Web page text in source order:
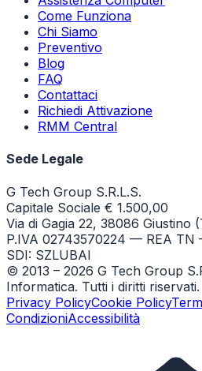
Come Funziona
Chi Siamo
Preventivo
Blog
FAQ
Contattaci
Richiedi Attivazione
RMM Central
Sede Legale
G Tech Group S.R.L.S.
Capitale Sociale € 1.500,00
Via di Gagia 22, 38086 Giustino
P.IVA 02743570224 — REA TN
SDI: SZLUBAI
© 2013 – 2026 G Tech Group
Informatica. Tutti i diritti riservati.
Privacy PolicyCookie Policy
CondizioniAccessibilità